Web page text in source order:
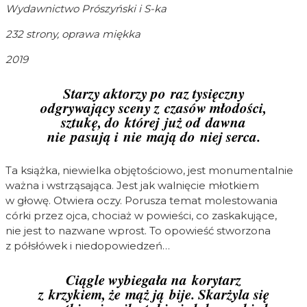
Wydawnictwo Prószyński i S-ka
232 strony, oprawa miękka
2019
Starzy aktorzy po raz tysięczny
odgrywający sceny z czasów młodości,
sztukę, do której już od dawna
nie pasują i nie mają do niej serca.
Ta książka, niewielka objętościowo, jest monumentalnie
ważna i wstrząsająca. Jest jak walnięcie młotkiem
w głowę. Otwiera oczy. Porusza temat molestowania
córki przez ojca, chociaż w powieści, co zaskakujące,
nie jest to nazwane wprost. To opowieść stworzona
z półsłówek i niedopowiedzeń…
Ciągle wybiegała na korytarz
z krzykiem, że mąż ją bije. Skarżyla się